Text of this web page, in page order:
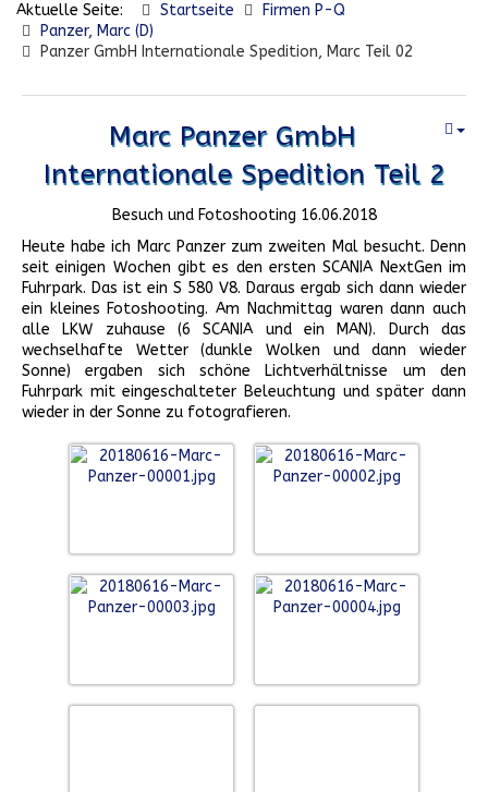
Aktuelle Seite: Startseite
Firmen P-Q
Panzer, Marc (D)
Panzer GmbH Internationale Spedition, Marc Teil 02
Marc Panzer GmbH
Internationale Spedition Teil 2
Besuch und Fotoshooting 16.06.2018
Heute habe ich Marc Panzer zum zweiten Mal besucht. Denn
seit einigen Wochen gibt es den ersten SCANIA NextGen im
Fuhrpark. Das ist ein S 580 V8. Daraus ergab sich dann wieder
ein kleines Fotoshooting. Am Nachmittag waren dann auch
alle LKW zuhause (6 SCANIA und ein MAN). Durch das
wechselhafte Wetter (dunkle Wolken und dann wieder
Sonne) ergaben sich schöne Lichtverhältnisse um den
Fuhrpark mit eingeschalteter Beleuchtung und später dann
wieder in der Sonne zu fotografieren.